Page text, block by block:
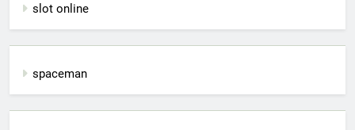
slot online
spaceman